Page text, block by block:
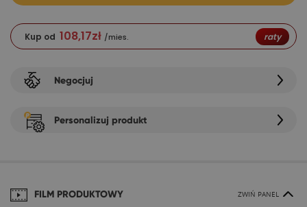
Kup od 108,17zł /mies. raty
Negocjuj
Personalizuj produkt
FILM PRODUKTOWY ZWIŃ PANEL